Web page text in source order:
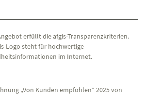
erfüllt die afgis-Transparenzkriterien.
Logo steht für hochwertige
im Internet.
„Von Kunden empfohlen“ 2025 von